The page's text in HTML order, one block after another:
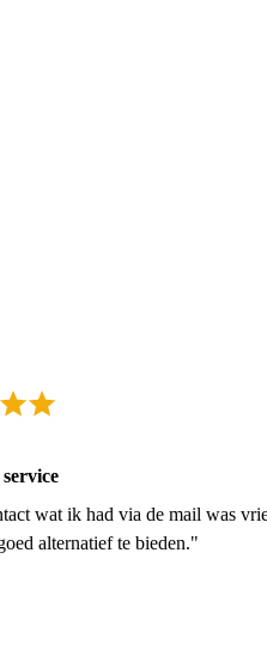
wat ik had via de mail was
alternatief te bieden."